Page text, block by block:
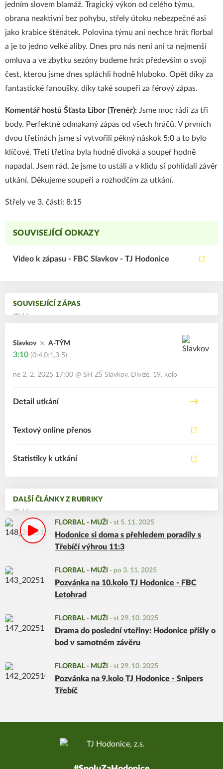
SOUVISEJÍCÍ ZÁPAS
Slavkov A-TÝM
3:10 (0:4,0:1,3:5)
ne 2. 2. 2025 17:00 @ SH ZŠ Slavkov, Divize, 19. kolo
Detail utkání
Textový online přenos
Statistiky k utkání
DALŠÍ ČLÁNKY Z RUBRIKY
FLORBAL - MUŽI - st 5. 11. 2025
Hodonice si doma s přehledem poradily s
Třebíčí výhrou 11:3
FLORBAL - MUŽI - po 3. 11. 2025
Pozvánka na 10.kolo TJ Hodonice - FBC
Letohrad
FLORBAL - MUŽI - st 29. 10. 2025
Drama do poslední vteřiny: Hodonice přišly o
bod v samotném závěru
FLORBAL - MUŽI - st 29. 10. 2025
Pozvánka na 9.kolo TJ Hodonice - Snipers
Třebíč
jedním slovem blamáž. Tragický výkon od celého týmu,
obrana neaktivní bez pohybu, střely útoku nebezpečné asi
jako krabice štěnátek. Polovina týmu ani nechce hrát florbal
a je to jedno velké aliby. Dnes pro nás není ani ta nejmenší
omluva a ve zbytku sezóny budeme hrát především o svojí
čest, kterou jsme dnes spláchli hodně hluboko. Opět díky za
fantastické fanoušky, díky také soupeři za férový zápas.
Komentář hostů Šťasta Libor (Trenér): Jsme moc rádi za tři
body. Perfektně odmakaný zápas od všech hráčů. V prvních
dvou třetinách jsme si vytvořili pěkný náskok 5:0 a to bylo
klíčové. Třetí třetina byla hodně divoká a soupeř hodně
napadal. Jsem rád, že jsme to ustáli a v klidu si pohlídali závěr
utkání. Děkujeme soupeři a rozhodčím za utkání.
Střely ve 3. části: 8:15
SOUVISEJÍCÍ ODKAZY
Video k zápasu - FBC Slavkov - TJ Hodonice